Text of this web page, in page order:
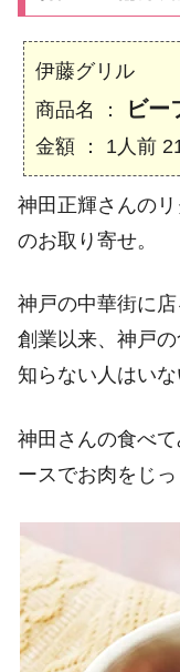
伊藤グリル
商品名 ：
ビー
金額 ： 1人前
神田正輝さんの
のお取り寄せ。
神戸の中華街に
創業以来、神戸
知らない人はいな
神田さんの食べ
ースでお肉をじ